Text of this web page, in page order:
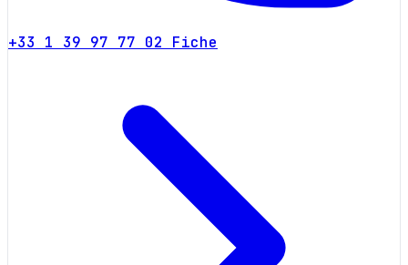
+33 1 39 97 77 02 Fiche